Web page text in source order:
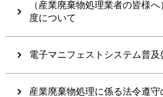
（産業廃棄物処理業者の皆様
度について
電子マニフェストシステム普及
産業廃棄物処理に係る法令遵守